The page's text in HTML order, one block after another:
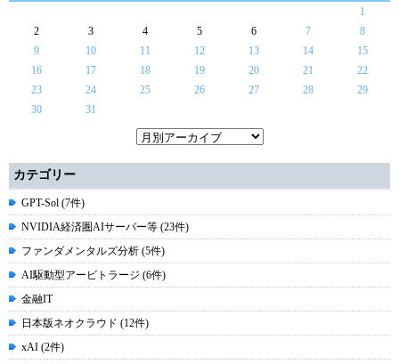
1
2
3 4 5 6 7
8
9
10 11 12 13 14
15
16
17 18 19 20 21
22
23
24 25 26 27 28
29
30
31
カテゴリー
GPT-Sol (7件)
NVIDIA経済圏AIサーバー等 (23件)
ファンダメンタルズ分析 (5件)
AI駆動型アービトラージ (6件)
金融IT
日本版ネオクラウド (12件)
xAI (2件)